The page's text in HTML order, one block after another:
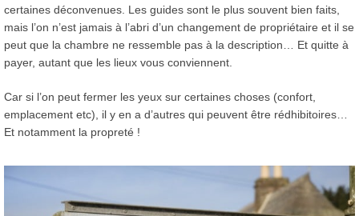
certaines déconvenues. Les guides sont le plus souvent bien faits,
mais l’on n’est jamais à l’abri d’un changement de propriétaire et il se
peut que la chambre ne ressemble pas à la description… Et quitte à
payer, autant que les lieux vous conviennent.
Car si l’on peut fermer les yeux sur certaines choses (confort,
emplacement etc), il y en a d’autres qui peuvent être rédhibitoires…
Et notamment la propreté !